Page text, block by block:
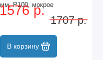
мм, P100, мокрое
шлифование, 5 шт. Matrix
1576 р.
1707 р.
В корзину